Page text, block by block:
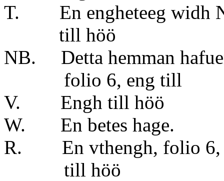
T. En engheteeg widh
till höö
NB. Detta hemman
folio 6,
V. Engh till
W. En betes hage.
R. En vthengh, folio 6,
till höö